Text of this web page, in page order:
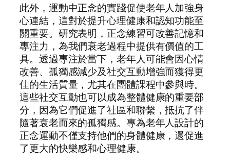
此外，運動中正念的實踐促使老年人加強身
心連結，這對於提升心理健康和認知功能至
關重要。研究表明，正念練習可改善記憶和
專注力，為我們衰老過程中提供有價值的工
具。透過專注於當下，老年人可能會因心情
改善、孤獨感減少及社交互動增強而獲得更
佳的生活質量，尤其在團體課程中參與時。
這些社交互動也可以成為整體健康的重要部
分，因為它們促進了社區和聯繫，抵抗了伴
隨著衰老而來的孤獨感。專為老年人設計的
正念運動不僅支持他們的身體健康，還促進
了更大的快樂感和心理健康。